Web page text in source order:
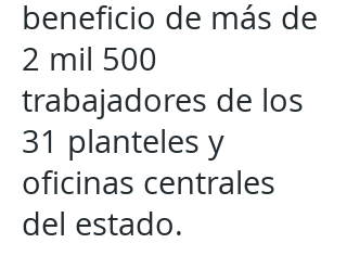
beneficio de más de
2 mil 500
trabajadores de los
31 planteles y
oficinas centrales
del estado.